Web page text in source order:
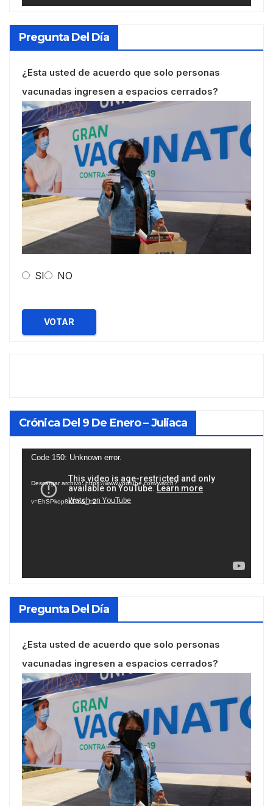
Pregunta Del Día
¿Esta usted de acuerdo que solo personas
vacunadas ingresen a espacios cerrados?
SI NO
VOTAR
Crónica Del 9 De Enero – Juliaca
Reproductor
vídeo
Code 150: Unknown error.
Descargar archivo: https://www.youtube.com/watch?
v=EhSPkop8KPY&_=2
Pregunta Del Día
¿Esta usted de acuerdo que solo personas
vacunadas ingresen a espacios cerrados?